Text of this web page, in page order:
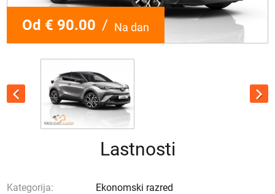
Od € 90.00 / Na dan
Lastnosti
Kategorija:
Ekonomski razred